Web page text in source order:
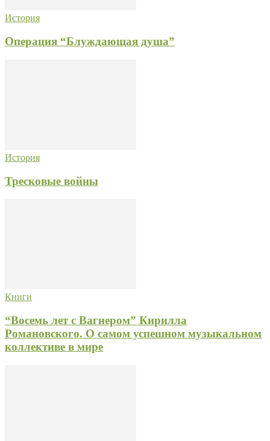
История
Операция “Блуждающая душа”
История
Тресковые войны
Книги
“Восемь лет с Вагнером” Кирилла
Романовского. О самом успешном музыкальном
коллективе в мире